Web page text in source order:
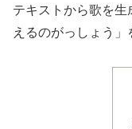
テキストから歌を生
えるのがっしょう」